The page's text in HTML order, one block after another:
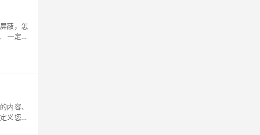
蔽，怎
一定有
内容、
义您的